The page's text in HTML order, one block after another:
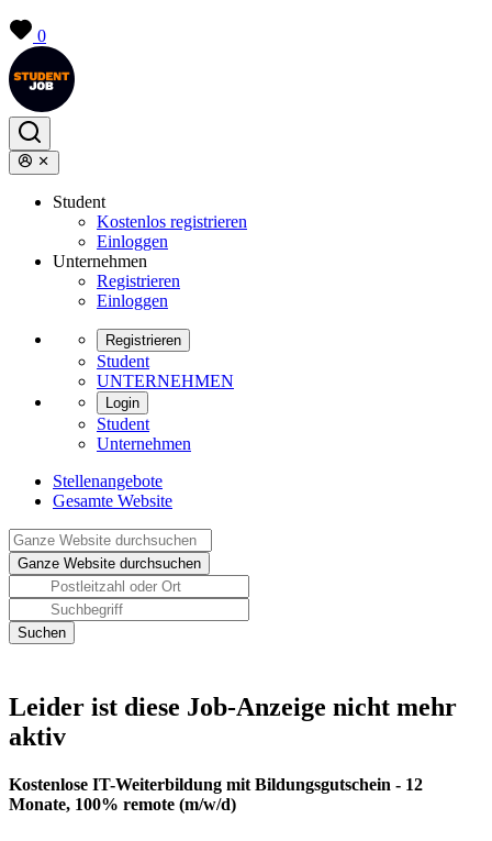
0
Student
Kostenlos registrieren
Einloggen
Unternehmen
Registrieren
Einloggen
Registrieren
Student
UNTERNEHMEN
Login
Student
Unternehmen
Stellenangebote
Gesamte Website
Leider ist diese Job-Anzeige nicht mehr
aktiv
Kostenlose IT-Weiterbildung mit Bildungsgutschein - 12
Monate, 100% remote (m/w/d)